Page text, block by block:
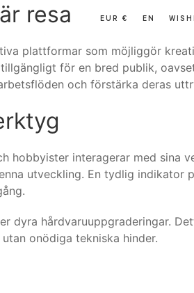
EUR € EN
resa
plattformar som möjliggör
för en bred publik,
och förstärka deras
hobbyister interagerar med sina
utveckling. En tydlig indikator
dyra hårdvaruuppgraderingar.
onödiga tekniska hinder.